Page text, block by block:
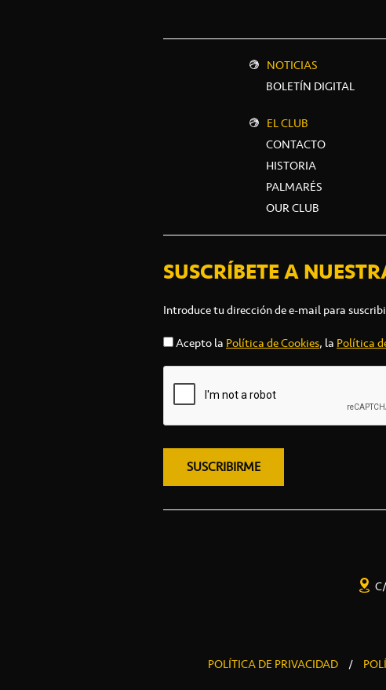
NOTICIAS
BOLETÍN DIGITAL
EL CLUB
CONTACTO
HISTORIA
PALMARÉS
OUR CLUB
SUSCRÍBETE A
Introduce tu dirección de e-mail para
Acepto la Política de Cookies, la Política
POLÍTICA DE PRIVACIDAD /